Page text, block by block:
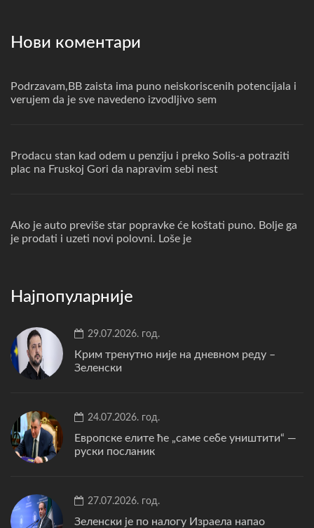
Нови коментари
Podrzavam,BB zaista ima puno neiskoriscenih potencijala i
verujem da je sve navedeno izvodljivo sem
Prodacu stan kad odem u penziju i preko Solis-a potraziti
plac na Fruskoj Gori da napravim sebi nest
Ako je auto previše star popravke će koštati puno. Bolje ga
je prodati i uzeti novi polovni. Loše je
Најпопуларније
29.07.2026. год.
Крим тренутно није на дневном реду –
Зеленски
24.07.2026. год.
Европске елите ће „саме себе уништити“ —
руски посланик
27.07.2026. год.
Зеленски је по налогу Израела напао